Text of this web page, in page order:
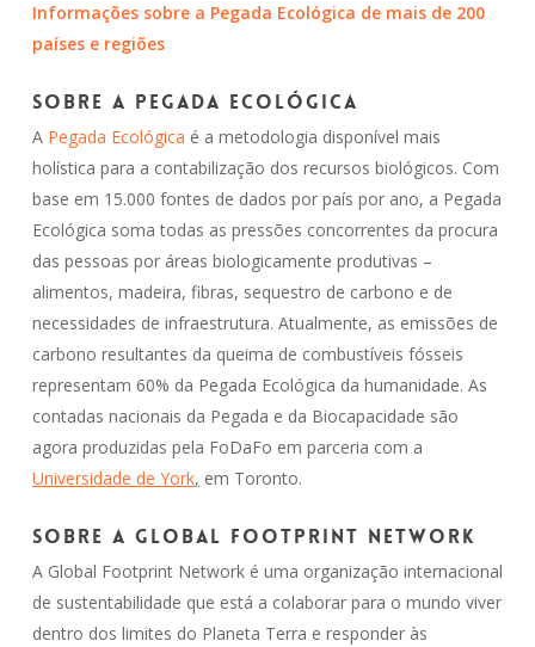
Informações sobre a Pegada Ecológica de mais de 200
países e regiões
Sobre a Pegada Ecológica
A Pegada Ecológica é a metodologia disponível mais
holística para a contabilização dos recursos biológicos. Com
base em 15.000 fontes de dados por país por ano, a Pegada
Ecológica soma todas as pressões concorrentes da procura
das pessoas por áreas biologicamente produtivas –
alimentos, madeira, fibras, sequestro de carbono e de
necessidades de infraestrutura. Atualmente, as emissões de
carbono resultantes da queima de combustíveis fósseis
representam 60% da Pegada Ecológica da humanidade. As
contadas nacionais da Pegada e da Biocapacidade são
agora produzidas pela FoDaFo em parceria com a
Universidade de York, em Toronto.
Sobre a Global Footprint Network
A Global Footprint Network é uma organização internacional
de sustentabilidade que está a colaborar para o mundo viver
dentro dos limites do Planeta Terra e responder às